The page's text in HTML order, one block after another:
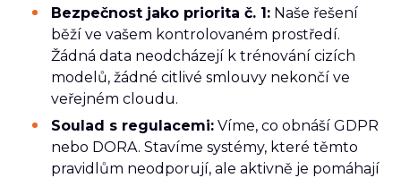
Bezpečnost jako priorita č. 1: Naše řešení
běží ve vašem kontrolovaném prostředí.
Žádná data neodcházejí k trénování cizích
modelů, žádné citlivé smlouvy nekončí ve
veřejném cloudu.
Soulad s regulacemi: Víme, co obnáší GDPR
nebo DORA. Stavíme systémy, které těmto
pravidlům neodporují, ale aktivně je pomáhají